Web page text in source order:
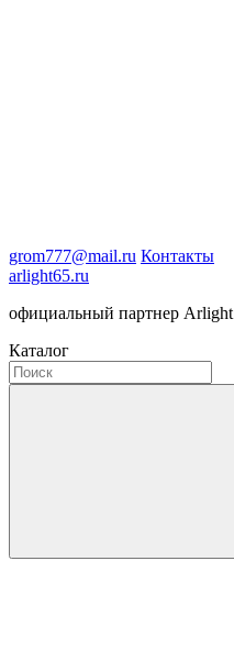
grom777@mail.ru Контакты
arlight65.ru
официальный партнер Arlight
Каталог